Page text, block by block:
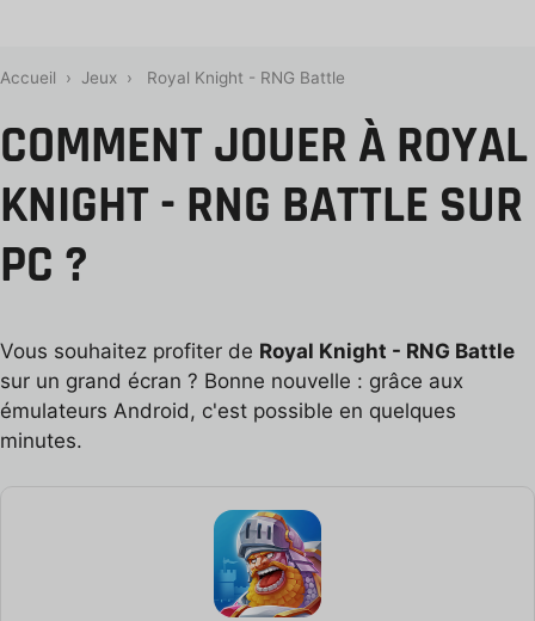
Accueil › Jeux › Royal Knight - RNG Battle
COMMENT JOUER À ROYAL
KNIGHT - RNG BATTLE SUR
PC ?
Vous souhaitez profiter de Royal Knight - RNG Battle
sur un grand écran ? Bonne nouvelle : grâce aux
émulateurs Android, c'est possible en quelques
minutes.